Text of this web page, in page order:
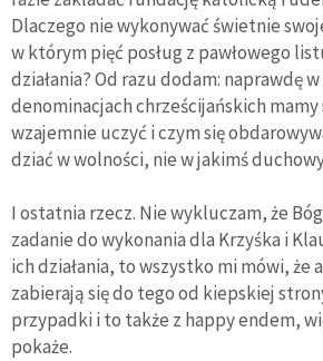
Dlaczego nie wykonywać świetnie
w którym pięć posług z pawłowego
działania? Od razu dodam: naprawdę
denominacjach chrześcijańskich mamy
wzajemnie uczyć i czym się
dziać w wolności, nie w jakimś
I ostatnia rzecz. Nie wykluczam, że
zadanie do wykonania dla Krzyśka i
ich działania, to wszystko mi mówi, że
zabierają się do tego od kiepskiej
przypadki i to także z happy endem,
pokaże.